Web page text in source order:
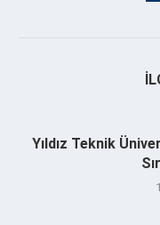
Yıldız Teknik